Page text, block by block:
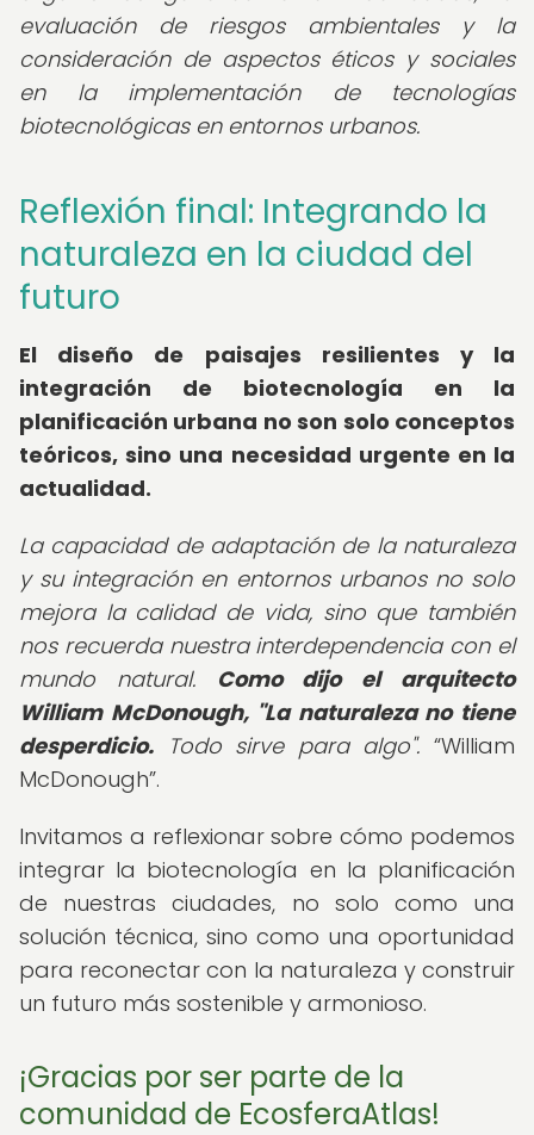
evaluación de riesgos ambientales y la
consideración de aspectos éticos y sociales
en la implementación de tecnologías
biotecnológicas en entornos urbanos.
Reflexión final: Integrando la
naturaleza en la ciudad del
futuro
El diseño de paisajes resilientes y la
integración de biotecnología en la
planificación urbana no son solo conceptos
teóricos, sino una necesidad urgente en la
actualidad.
La capacidad de adaptación de la naturaleza
y su integración en entornos urbanos no solo
mejora la calidad de vida, sino que también
nos recuerda nuestra interdependencia con el
mundo natural. Como dijo el arquitecto
William McDonough, "La naturaleza no tiene
desperdicio. Todo sirve para algo".
William
McDonough .
Invitamos a reflexionar sobre cómo podemos
integrar la biotecnología en la planificación
de nuestras ciudades, no solo como una
solución técnica, sino como una oportunidad
para reconectar con la naturaleza y construir
un futuro más sostenible y armonioso.
¡Gracias por ser parte de la
comunidad de EcosferaAtlas!